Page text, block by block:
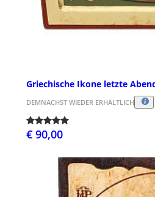
Griechische Ikone letzte
DEMNÄCHST WIEDER ERHÄLTLICH
€ 90,00